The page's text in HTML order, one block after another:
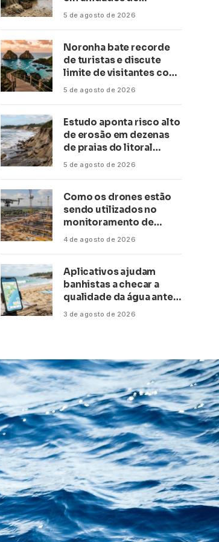
conservação
5 de agosto de 2026
Noronha bate recorde
de turistas e discute
limite de visitantes com
a Anac
5 de agosto de 2026
Estudo aponta risco alto
de erosão em dezenas
de praias do litoral
paulista
5 de agosto de 2026
Como os drones estão
sendo utilizados no
monitoramento de
obras de grande porte?
4 de agosto de 2026
Aplicativos ajudam
banhistas a checar a
qualidade da água antes
de ir à praia
3 de agosto de 2026